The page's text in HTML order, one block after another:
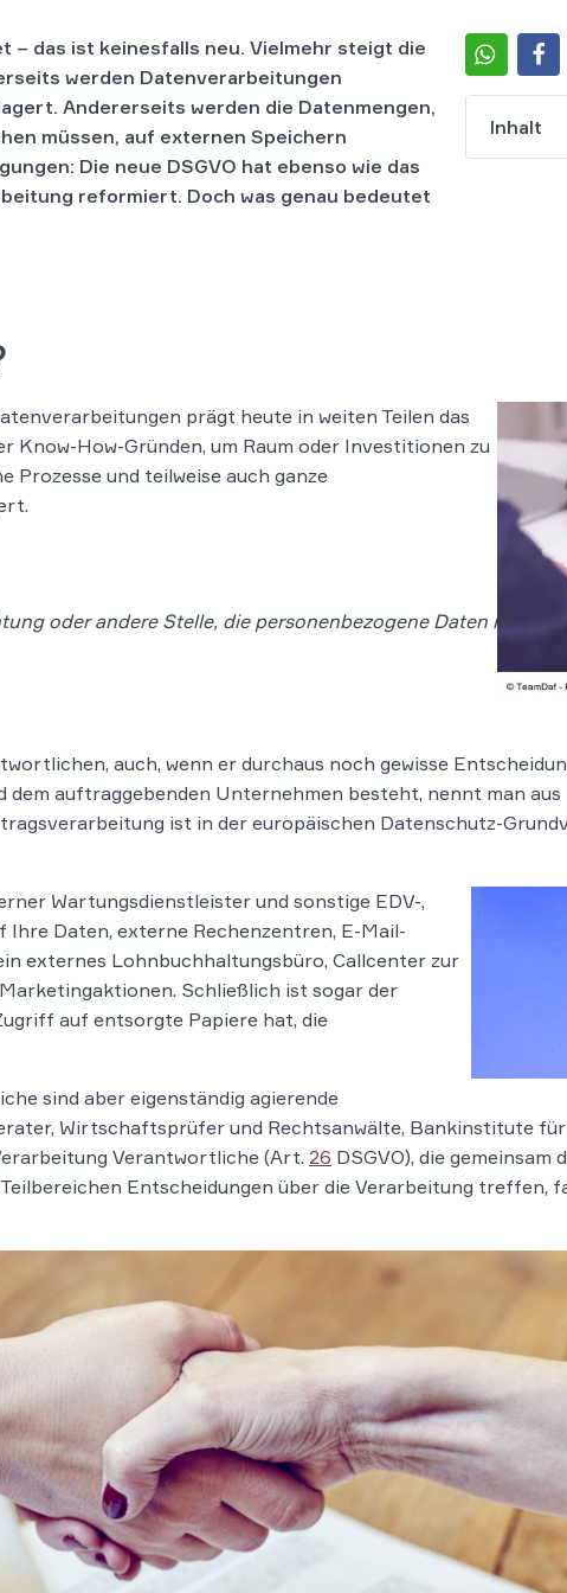
Inhalt
das ist keinesfalls neu. Vielmehr steigt die
werden Datenverarbeitungen
Andererseits werden die Datenmengen,
müssen, auf externen Speichern
Die neue DSGVO hat ebenso wie das
reformiert. Doch was genau bedeutet
prägt heute in weiten Teilen das
How-Gründen, um Raum oder Investitionen zu
Prozesse und teilweise auch ganze
oder andere Stelle, die personenbezogene Daten im
auch, wenn er durchaus noch gewisse
dem auftraggebenden Unternehmen besteht, nennt man aus
ist in der europäischen Datenschutz-
Wartungsdienstleister und sonstige EDV-,
Daten, externe Rechenzentren, E-Mail-
externes Lohnbuchhaltungsbüro, Callcenter zur
Schließlich ist sogar der
auf entsorgte Papiere hat, die
sind aber eigenständig agierende
Wirtschaftsprüfer und Rechtsanwälte, Bankinstitute
Verantwortliche (Art. 26 DSGVO), die gemeinsam
Entscheidungen über die Verarbeitung treffen,